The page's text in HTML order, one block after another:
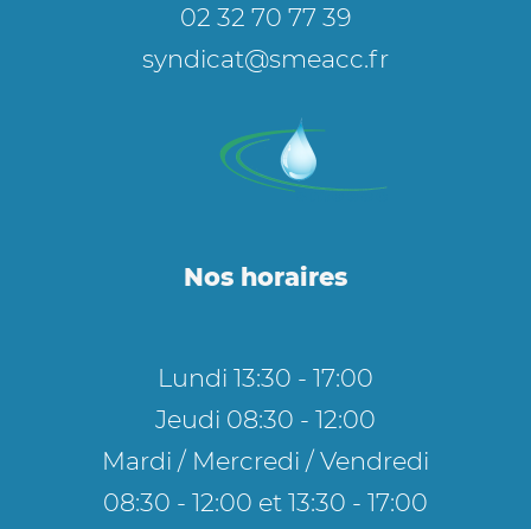
02 32 70 77 39
syndicat@smeacc.fr
Nos horaires
Lundi 13:30 - 17:00
Jeudi 08:30 - 12:00
Mardi / Mercredi / Vendredi
08:30 - 12:00 et 13:30 - 17:00